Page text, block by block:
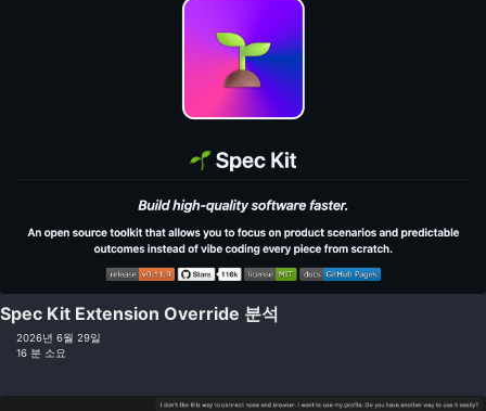
Spec Kit Extension Override 분석
2026년 6월 29일
16 분 소요